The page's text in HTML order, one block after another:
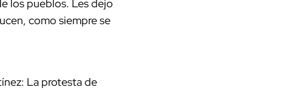
los pueblos. Les dejo
como siempre se
La protesta de